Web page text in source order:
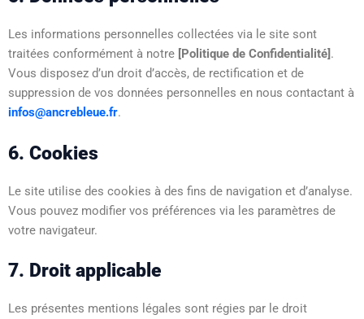
Les informations personnelles collectées via le site sont
traitées conformément à notre [Politique de Confidentialité] .
Vous disposez d’un droit d’accès, de rectification et de
suppression de vos données personnelles en nous contactant à
infos@ancrebleue.fr.
6. Cookies
Le site utilise des cookies à des fins de navigation et d’analyse.
Vous pouvez modifier vos préférences via les paramètres de
votre navigateur.
7. Droit applicable
Les présentes mentions légales sont régies par le droit